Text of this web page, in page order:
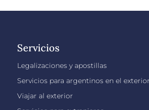
Servicios
Legalizaciones y apostillas
Servicios para argentinos en el exterior
Viajar al exterior